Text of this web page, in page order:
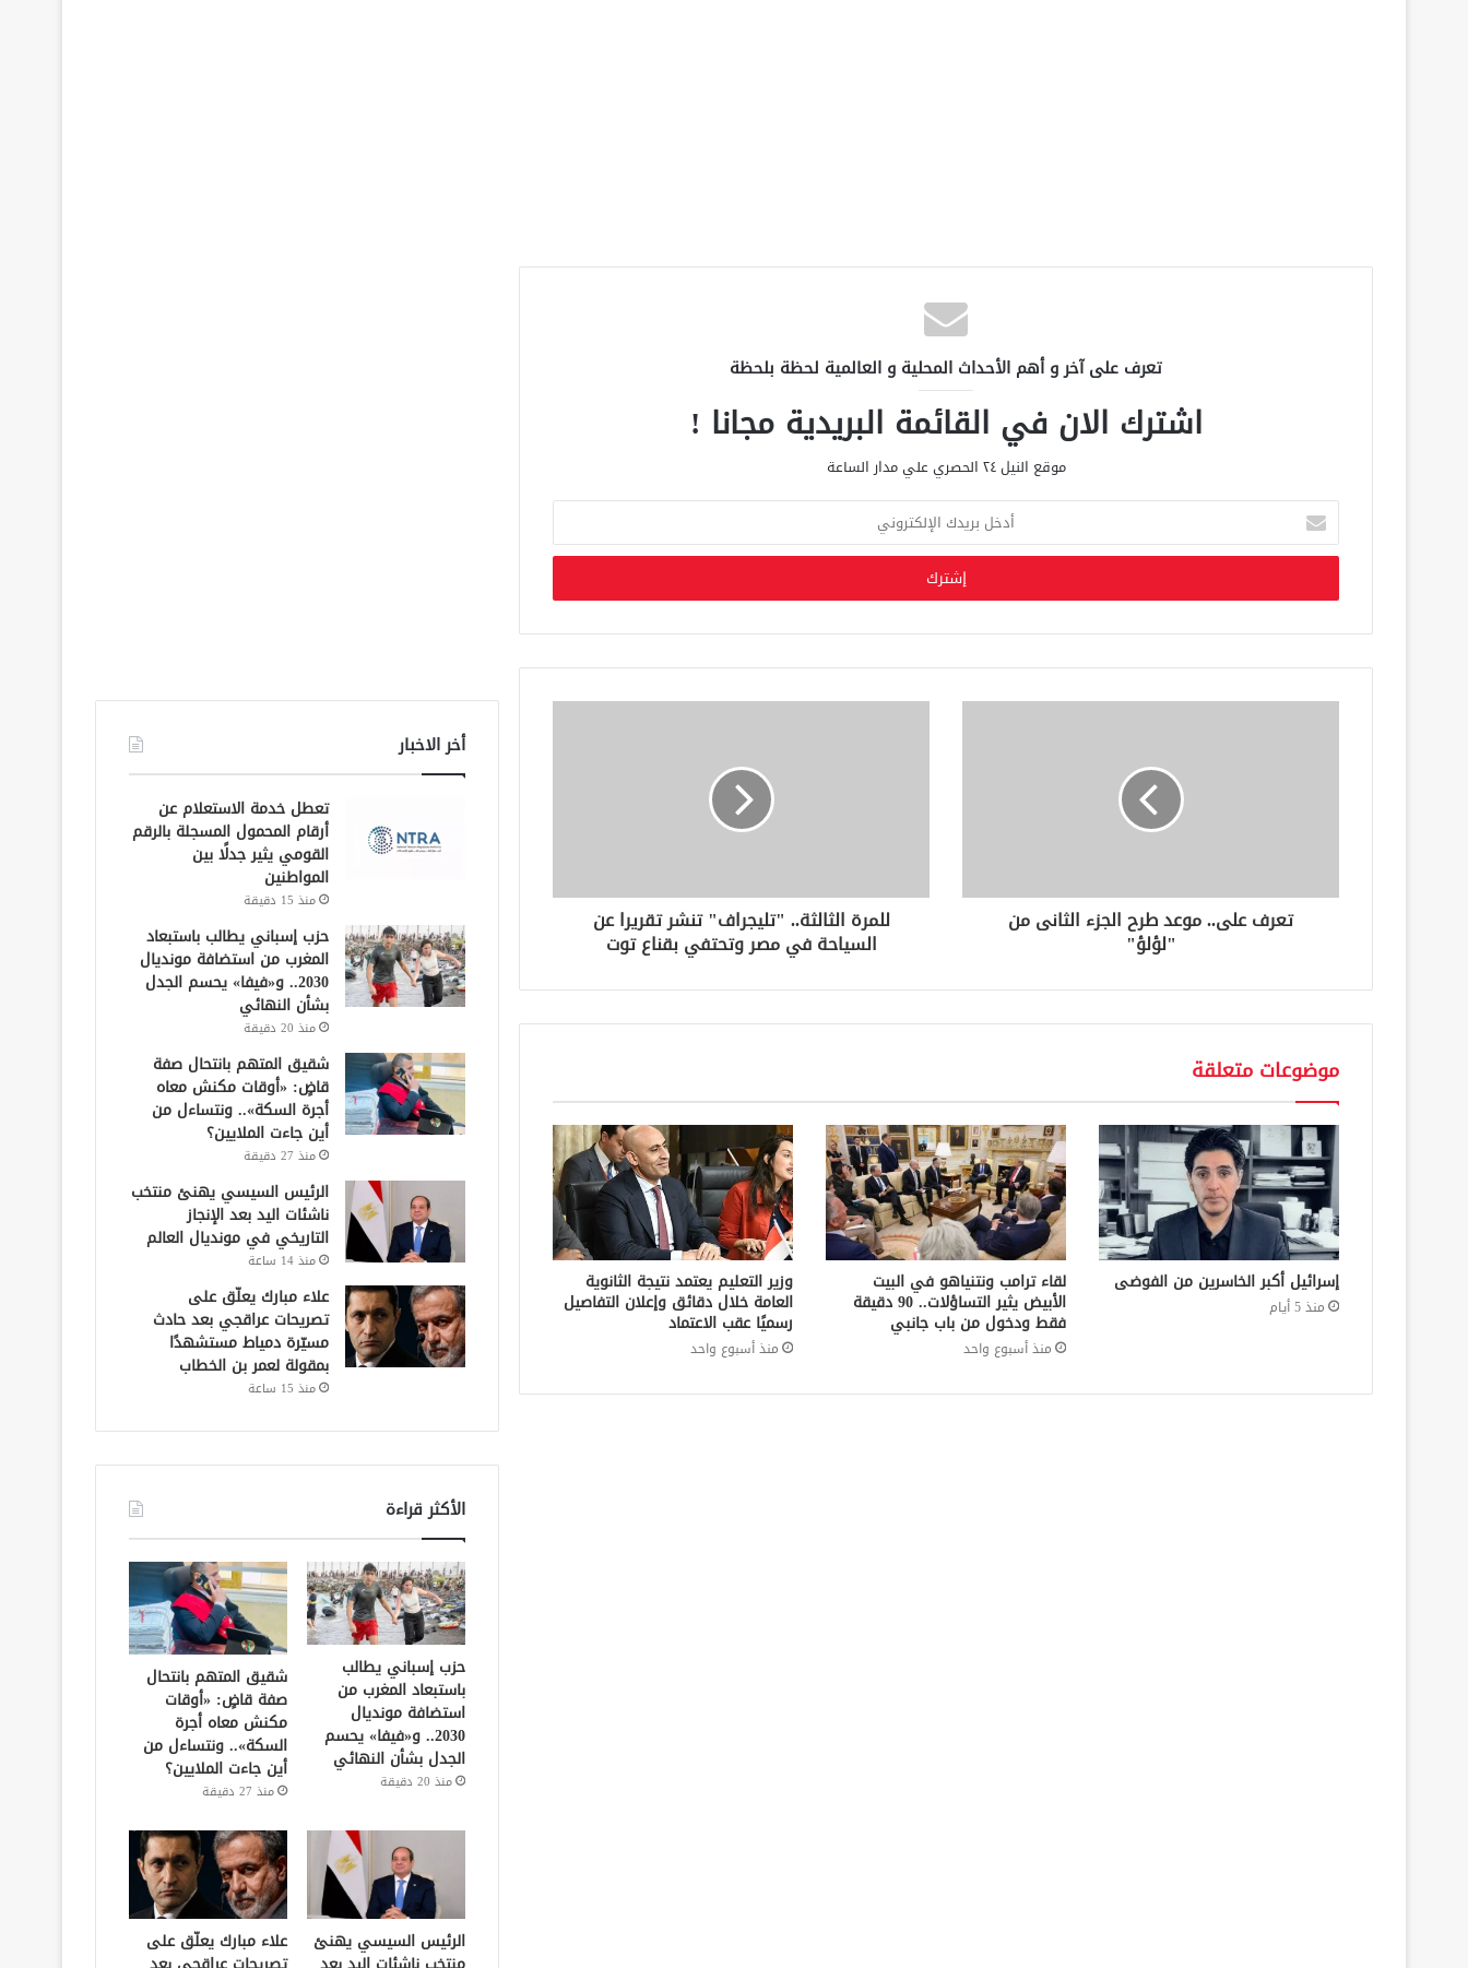
تعرف على آخر و أهم الأحداث المحلية و العالمية لحظة بلحظة
اشترك الان في القائمة البريدية مجانا !
موقع النيل ٢٤ الحصري علي مدار الساعة
خ
ب
د
ك
ن
تعرف على.. موعد طرح الجزء الثانى من
"لؤلؤ"
للمرة الثالثة.. "تليجراف" تنشر تقريرا عن
السياحة في مصر وتحتفي بقناع توت
موضوعات متعلقة
إسرائيل أكبر الخاسرين من الفوضى
منذ 5 أيام
لقاء ترامب ونتنياهو في البيت
الأبيض يثير التساؤلات.. 90 دقيقة
فقط ودخول من باب جانبي
منذ أسبوع واحد
وزير التعليم يعتمد نتيجة الثانوية
العامة خلال دقائق وإعلان التفاصيل
رسميًا عقب الاعتماد
منذ أسبوع واحد
أخر الاخبار
تعطل خدمة الاستعلام عن
أرقام المحمول المسجلة بالرقم
القومي يثير جدلًا بين
المواطنين
منذ 15 دقيقة
حزب إسباني يطالب باستبعاد
المغرب من استضافة مونديال
2030.. و«فيفا» يحسم الجدل
بشأن النهائي
منذ 20 دقيقة
شقيق المتهم بانتحال صفة
قاضٍ: «أوقات مكنش معاه
أجرة السكة».. ونتساءل من
أين جاءت الملايين؟
منذ 27 دقيقة
الرئيس السيسي يهنئ منتخب
ناشئات اليد بعد الإنجاز
التاريخي في مونديال العالم
منذ 14 ساعة
علاء مبارك يعلّق على
تصريحات عراقجي بعد حادث
مسيّرة دمياط مستشهدًا
بمقولة لعمر بن الخطاب
منذ 15 ساعة
الأكثر قراءة
حزب إسباني يطالب
باستبعاد المغرب من
استضافة مونديال
2030.. و«فيفا» يحسم
الجدل بشأن النهائي
منذ 20 دقيقة
شقيق المتهم بانتحال
صفة قاضٍ: «أوقات
مكنش معاه أجرة
السكة».. ونتساءل من
أين جاءت الملايين؟
منذ 27 دقيقة
الرئيس السيسي يهنئ علاء مبارك يعلّق على